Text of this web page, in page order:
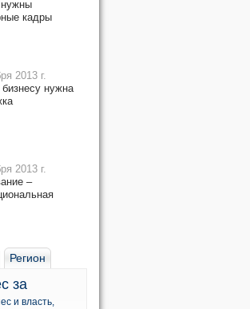
нужны
кадры
2013 г.
нужна
2013 г.
–
Регион
за
и власть,